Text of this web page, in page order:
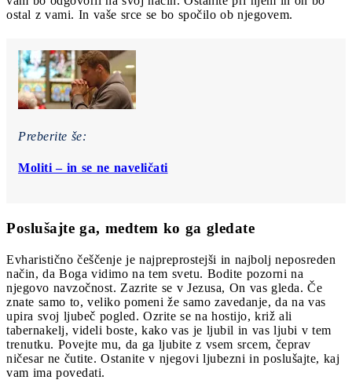
ostal z vami. In vaše srce se bo spočilo ob njegovem.
Preberite še:
Moliti – in se ne naveličati
Poslušajte ga, medtem ko ga gledate
Evharistično češčenje je najpreprostejši in najbolj neposreden
način, da Boga vidimo na tem svetu. Bodite pozorni na
njegovo navzočnost. Zazrite se v Jezusa, On vas gleda. Če
znate samo to, veliko pomeni že samo zavedanje, da na vas
upira svoj ljubeč pogled. Ozrite se na hostijo, križ ali
tabernakelj, videli boste, kako vas je ljubil in vas ljubi v tem
trenutku. Povejte mu, da ga ljubite z vsem srcem, čeprav
ničesar ne čutite. Ostanite v njegovi ljubezni in poslušajte, kaj
vam ima povedati.